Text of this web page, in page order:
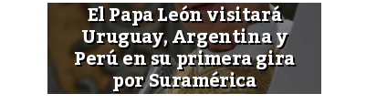
El Papa León visitará
Uruguay, Argentina y
Perú en su primera gira
por Suramérica